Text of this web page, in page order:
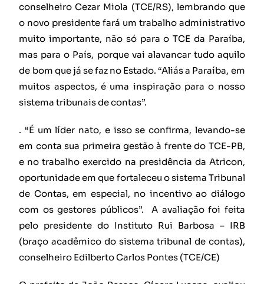
conselheiro Cezar Miola (TCE/RS), lembrando que
o novo presidente fará um trabalho administrativo
muito importante, não só para o TCE da Paraíba,
mas para o País, porque vai alavancar tudo aquilo
de bom que já se faz no Estado. “Aliás a Paraíba, em
muitos aspectos, é uma inspiração para o nosso
sistema tribunais de contas”.
. “É um líder nato, e isso se confirma, levando-se
em conta sua primeira gestão à frente do TCE-PB,
e no trabalho exercido na presidência da Atricon,
oportunidade em que fortaleceu o sistema Tribunal
de Contas, em especial, no incentivo ao diálogo
com os gestores públicos”. A avaliação foi feita
pelo presidente do Instituto Rui Barbosa – IRB
(braço acadêmico do sistema tribunal de contas),
conselheiro Edilberto Carlos Pontes (TCE/CE)